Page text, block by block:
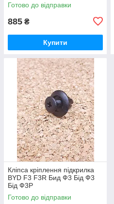
Готово до відправки
885 ₴
Купити
Кліпса кріплення підкрилка
BYD F3 F3R Бид Ф3 Бід Ф3
Бід Ф3Р
Готово до відправки